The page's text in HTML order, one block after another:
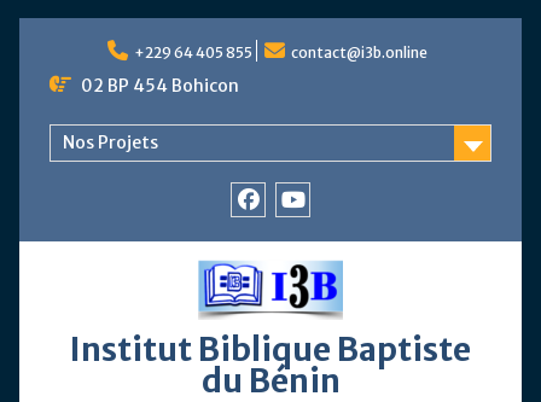
content
+229 64 405 855 contact@i3b.online
02 BP 454 Bohicon
Nos Projets
Youtube
Institut Biblique Baptiste
du Bénin